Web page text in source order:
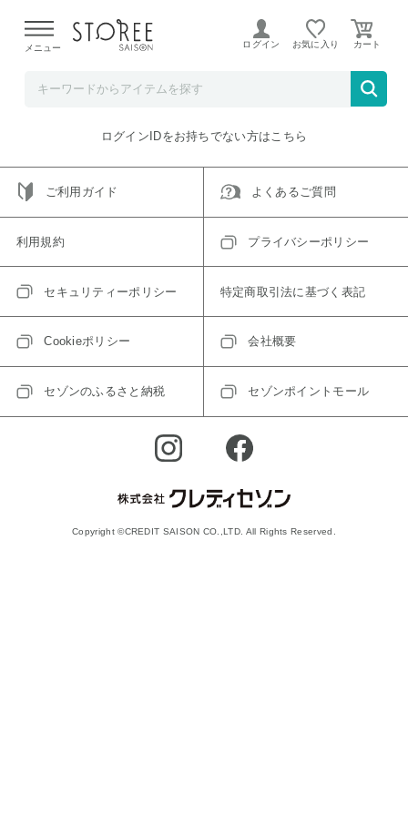
よる配送遅延が発生しております。
メニュー ログイン お気に入り
ご指定のアイテムは取り扱い終了、またはただいま取り扱い
トップへ戻る
ログインIDをお持ちでない方はこちら
ご利用ガイド よくあるご質問
利用規約 プライバシーポリシー
セキュリティーポリシー 特定商取引法に基づく表記
Cookieポリシー 会社概要
セゾンのふるさと納税 セゾンポイントモール
Copyright ©CREDIT SAISON CO.,LTD. All Rights Reserved.